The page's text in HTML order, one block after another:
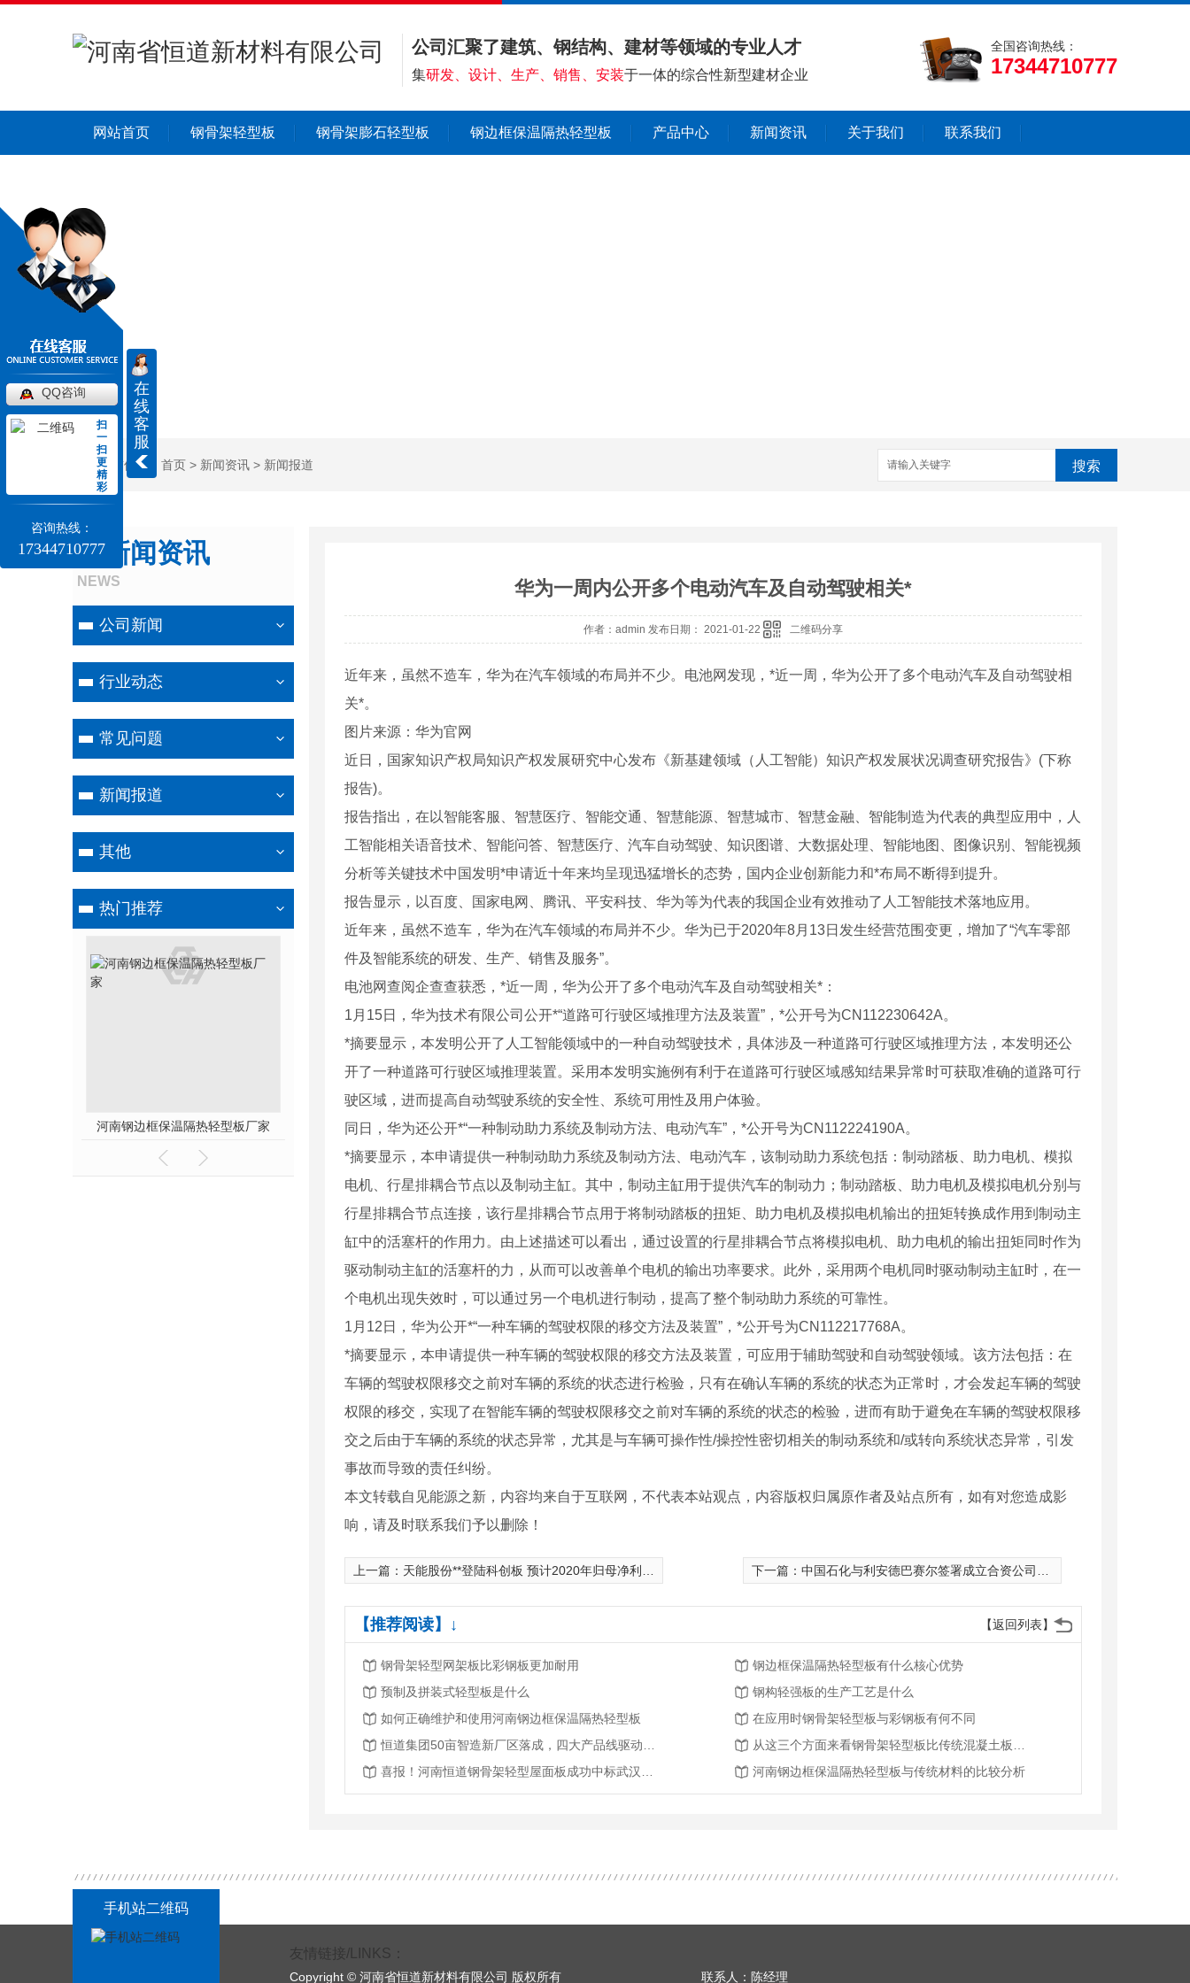
公司汇聚了建筑、钢结构、建材等领域的专业人才
集研发、设计、生产、销售、安装于一体的综合性新型建材企业
全国咨询热线：
17344710777
网站首页 钢骨架轻型板 钢骨架膨石轻型板 钢边框保温隔热轻型板 产品中心 新闻资讯 关于我们 联系我们
当前位置： 首页 > 新闻资讯 > 新闻报道 搜索
新闻资讯
NEWS
公司新闻
行业动态
常见问题
新闻报道
其他
热门推荐
河南钢边框保温隔热轻型板厂家 河南发泡水泥复合板安装
华为一周内公开多个电动汽车及自动驾驶相关*
作者：admin 发布日期： 2021-01-22 二维码分享
近年来，虽然不造车，华为在汽车领域的布局并不少。电池网发现，*近一周，华为公开了多个电动汽车及自动驾驶相
关*。
图片来源：华为官网
近日，国家知识产权局知识产权发展研究中心发布《新基建领域（人工智能）知识产权发展状况调查研究报告》(下称
报告)。
报告指出，在以智能客服、智慧医疗、智能交通、智慧能源、智慧城市、智慧金融、智能制造为代表的典型应用中，人
工智能相关语音技术、智能问答、智慧医疗、汽车自动驾驶、知识图谱、大数据处理、智能地图、图像识别、智能视频
分析等关键技术中国发明*申请近十年来均呈现迅猛增长的态势，国内企业创新能力和*布局不断得到提升。
报告显示，以百度、国家电网、腾讯、平安科技、华为等为代表的我国企业有效推动了人工智能技术落地应用。
近年来，虽然不造车，华为在汽车领域的布局并不少。华为已于2020年8月13日发生经营范围变更，增加了“汽车零部
件及智能系统的研发、生产、销售及服务”。
电池网查阅企查查获悉，*近一周，华为公开了多个电动汽车及自动驾驶相关*：
1月15日，华为技术有限公司公开*“道路可行驶区域推理方法及装置”，*公开号为CN112230642A。
*摘要显示，本发明公开了人工智能领域中的一种自动驾驶技术，具体涉及一种道路可行驶区域推理方法，本发明还公
开了一种道路可行驶区域推理装置。采用本发明实施例有利于在道路可行驶区域感知结果异常时可获取准确的道路可行
驶区域，进而提高自动驾驶系统的安全性、系统可用性及用户体验。
同日，华为还公开*“一种制动助力系统及制动方法、电动汽车”，*公开号为CN112224190A。
*摘要显示，本申请提供一种制动助力系统及制动方法、电动汽车，该制动助力系统包括：制动踏板、助力电机、模拟
电机、行星排耦合节点以及制动主缸。其中，制动主缸用于提供汽车的制动力；制动踏板、助力电机及模拟电机分别与
行星排耦合节点连接，该行星排耦合节点用于将制动踏板的扭矩、助力电机及模拟电机输出的扭矩转换成作用到制动主
缸中的活塞杆的作用力。由上述描述可以看出，通过设置的行星排耦合节点将模拟电机、助力电机的输出扭矩同时作为
驱动制动主缸的活塞杆的力，从而可以改善单个电机的输出功率要求。此外，采用两个电机同时驱动制动主缸时，在一
个电机出现失效时，可以通过另一个电机进行制动，提高了整个制动助力系统的可靠性。
1月12日，华为公开*“一种车辆的驾驶权限的移交方法及装置”，*公开号为CN112217768A。
*摘要显示，本申请提供一种车辆的驾驶权限的移交方法及装置，可应用于辅助驾驶和自动驾驶领域。该方法包括：在
车辆的驾驶权限移交之前对车辆的系统的状态进行检验，只有在确认车辆的系统的状态为正常时，才会发起车辆的驾驶
权限的移交，实现了在智能车辆的驾驶权限移交之前对车辆的系统的状态的检验，进而有助于避免在车辆的驾驶权限移
交之后由于车辆的系统的状态异常，尤其是与车辆可操作性/操控性密切相关的制动系统和/或转向系统状态异常，引发
事故而导致的责任纠纷。
本文转载自见能源之新，内容均来自于互联网，不代表本站观点，内容版权归属原作者及站点所有，如有对您造成影
响，请及时联系我们予以删除！
上一篇： 天能股份**登陆科创板 预计2020年归母净利润超22.5亿 下一篇： 中国石化与利安德巴赛尔签署成立合资公司协议
【返回列表】
【推荐阅读】↓
钢骨架轻型网架板比彩钢板更加耐用
钢边框保温隔热轻型板有什么核心优势
预制及拼装式轻型板是什么
钢构轻强板的生产工艺是什么
如何正确维护和使用河南钢边框保温隔热轻型板
在应用时钢骨架轻型板与彩钢板有何不同
河南钢边框保温隔热轻型板与传统材料的比较分析
手机站二维码
友情链接/LINKS：
Copyright © 河南省恒道新材料有限公司 版权所有 联系人：陈经理
在
线
客
服
QQ咨询
扫
一
扫
更
精
彩
咨询热线：
17344710777